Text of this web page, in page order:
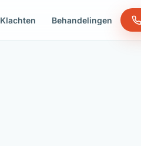
Klachten Behandelingen